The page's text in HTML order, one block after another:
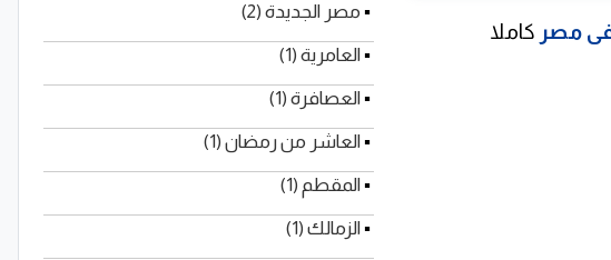
مصر كاملا
▪ مصر الجديدة (2)
▪العامرية (1)
▪العصافرة (1)
▪العاشر من رمضان (1)
▪المقطم (1)
▪الزمالك (1)